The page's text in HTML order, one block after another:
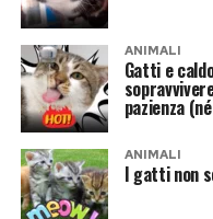
ANIMALI
Gatti e
pazienza
ANIMALI
I gatti non